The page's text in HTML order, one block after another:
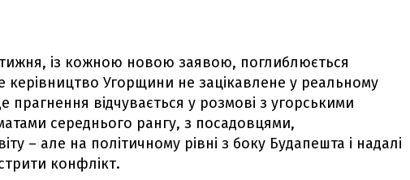
із кожною новою заявою, поглиблюється
Угорщини не зацікавлене у реальному
прагнення відчувається у розмові з угорськими
середнього рангу, з посадовцями,
– але на політичному рівні з боку Будапешта і надалі
конфлікт.